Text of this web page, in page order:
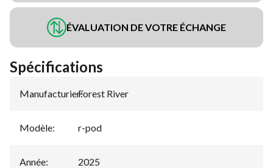
ÉVALUATION DE VOTRE ÉCHANGE
Spécifications
Manufacturier:
Forest River
Modèle: r-pod
Année: 2025